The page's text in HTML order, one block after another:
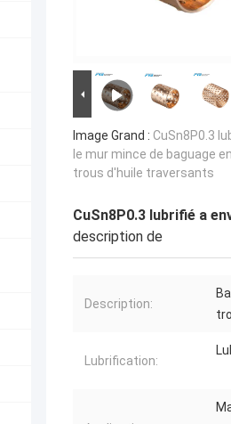
Image Grand : CuSn8P0.3
le mur mince de baguage
trous d'huile traversants
CuSn8P0.3 lubrifié a
description de
Description:
Lubrification: